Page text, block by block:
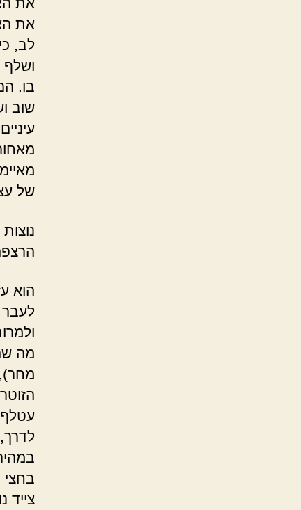
את
את
לב,
ושלף
בו.
שוב
של
הוא
לעבר
מה
עטלף
צייד